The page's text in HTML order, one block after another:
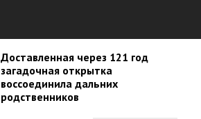
Доставленная через 121 год
загадочная открытка
воссоединила дальних
родственников